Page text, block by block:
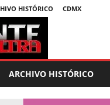
HISTÓRICO CDMX
ARCHIVO HISTÓRICO